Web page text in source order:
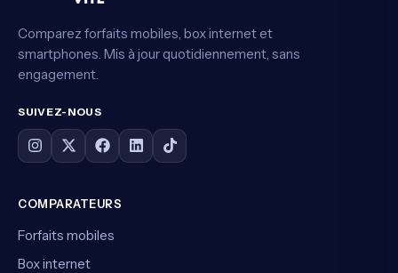
Comparez forfaits mobiles, box internet et
smartphones. Mis à jour quotidiennement, sans
engagement.
SUIVEZ-NOUS
COMPARATEURS
Forfaits mobiles
Box internet